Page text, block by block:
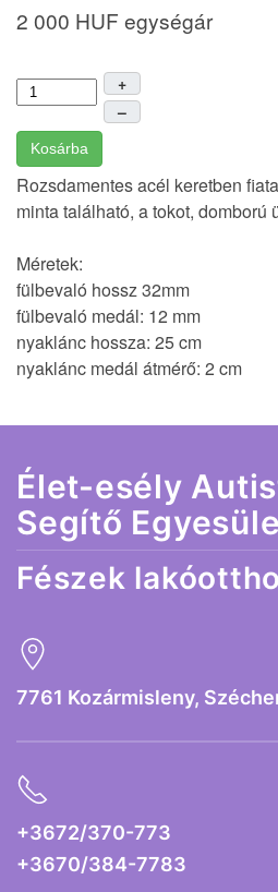
2 000 HUF egységár
+
–
Kosárba
Rozsdamentes acél keretben
minta található, a tokot, domború
Méretek:
fülbevaló hossz 32mm
fülbevaló medál: 12 mm
nyaklánc hossza: 25 cm
nyaklánc medál átmérő: 2 cm
Élet-esély
Segítő
Fészek
7761 Kozármisleny,
+3672/370-773
+3670/384-7783